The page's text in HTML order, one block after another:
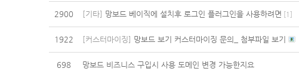
2900 [기타] 망보드 베이직에 설치후 로그인 플러그인을 사용하려면 [1 ]
1922 [커스터마이징] 망보드 보기 커스터마이징 문의_ 첨부파일 보기
698 망보드 비즈니스 구입시 사용 도메인 변경 가능한지요